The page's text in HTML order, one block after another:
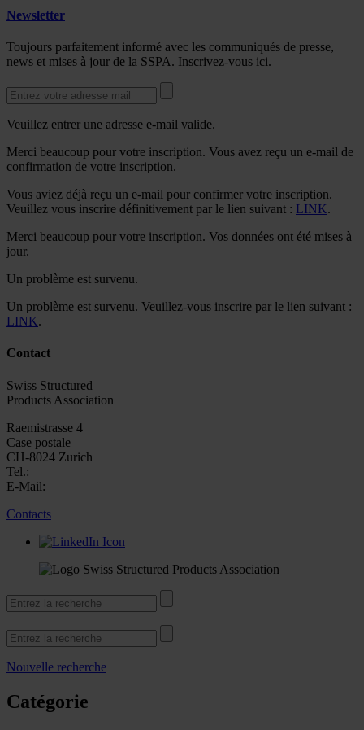
Newsletter
Toujours parfaitement informé avec les communiqués de presse,
news et mises à jour de la SSPA. Inscrivez-vous ici.
Veuillez entrer une adresse e-mail valide.
Merci beaucoup pour votre inscription. Vous avez reçu un e-mail de
confirmation de votre inscription.
Vous aviez déjà reçu un e-mail pour confirmer votre inscription.
Veuillez vous inscrire définitivement par le lien suivant : LINK.
Merci beaucoup pour votre inscription. Vos données ont été mises à
jour.
Un problème est survenu.
Un problème est survenu. Veuillez-vous inscrire par le lien suivant :
LINK.
Contact
Swiss Structured
Products Association
Raemistrasse 4
Case postale
CH-8024 Zurich
Tel.:
E-Mail:
Contacts
Nouvelle recherche
Catégorie